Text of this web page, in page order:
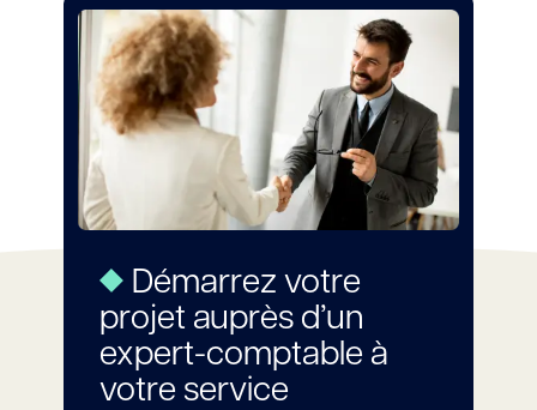
Démarrez votre
projet auprès d’un
expert-comptable à
votre service